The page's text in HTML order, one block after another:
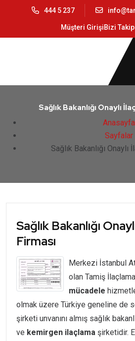
444 5 237
Müşteri GirişiBizi
Sağlık Bakanlığı Onaylı
Anasayfa
Sayfalar
Sağlık Bakanlığı Onaylı
Sağlık Bakanlığı
Firması
Merkezi İstanbul
olan Tamiş
mücadele
olmak üzere Türkiye geneline de
şirketi unvanını almış sağlık
ve kemirgen ilaçlama şirketidir.